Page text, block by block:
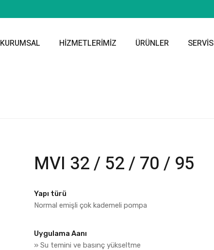
KURUMSAL HİZMETLERİMİZ ÜRÜNLER SERVİS
MVI 32 / 52 / 70 / 95
Yapı türü
Normal emişli çok kademeli pompa
Uygulama Aanı
» Su temini ve basınç yükseltme